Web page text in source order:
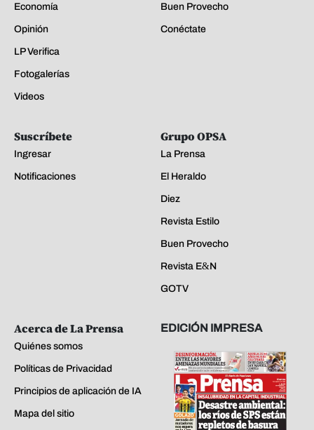
Economía
Opinión
LP Verifica
Fotogalerías
Videos
Buen Provecho
Conéctate
Suscríbete
Ingresar
Notificaciones
Grupo OPSA
La Prensa
El Heraldo
Diez
Revista Estilo
Buen Provecho
Revista E&N
GOTV
Acerca de La Prensa
Quiénes somos
Políticas de Privacidad
Principios de aplicación de IA
Mapa del sitio
EDICIÓN IMPRESA